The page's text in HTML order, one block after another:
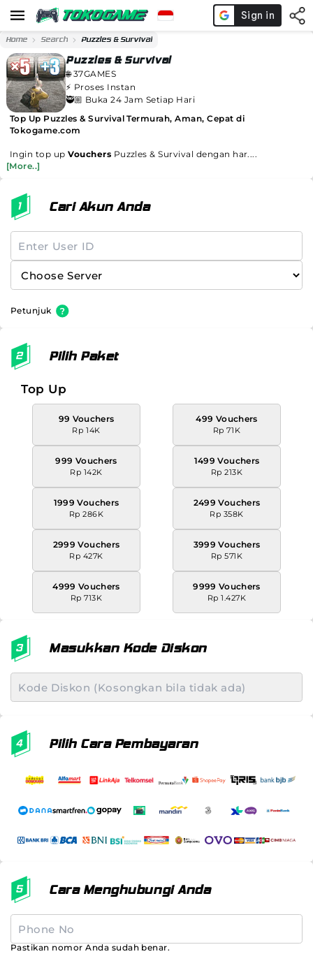
Home Search Puzzles & Survival
Puzzles & Survival
🌐37GAMES
⚡️ Proses Instan
🥷🏼 Buka 24 Jam Setiap Hari
Top Up Puzzles & Survival Termurah, Aman, Cepat di
Tokogame.com
Ingin top upVouchers Puzzles & Survival dengan har....
[More..]
Cari Akun Anda
Petunjuk
Pilih Paket
Top Up
99 Vouchers
Rp 14K
499 Vouchers
Rp 71K
999 Vouchers
Rp 142K
1499 Vouchers
Rp 213K
1999 Vouchers
Rp 286K
2499 Vouchers
Rp 358K
2999 Vouchers
Rp 427K
3999 Vouchers
Rp 571K
4999 Vouchers
Rp 713K
9999 Vouchers
Rp 1.427K
Masukkan Kode Diskon
Pilih Cara Pembayaran
Cara Menghubungi Anda
Pastikan nomor Anda sudah benar.